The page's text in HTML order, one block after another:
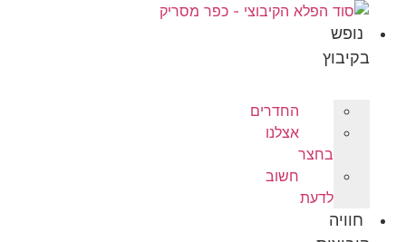
נופש
בקיבוץ
החדרים
אצלנו
בחצר
חשוב
לדעת
חוויה